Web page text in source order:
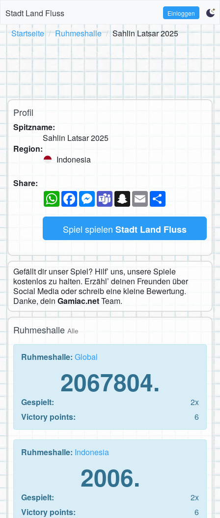
Stadt Land Fluss Einloggen
Startseite Ruhmeshalle Sahlin Latsar 2025
Profil
Spitzname:
Sahlin Latsar 2025
Region:
Indonesia
Share:
WhatsAppFacebookMessenger
TeamsSnapchat
Email
Spiel spielen Stadt Land Fluss
Gefällt dir unser Spiel? Hilf’ uns, unsere Spiele
kostenlos zu halten. Erzähl’ deinen Freunden über
Social Media oder schreib eine kleine Bewertung.
Danke, dein Gamiac.netTeam.
Ruhmeshalle Alle
Ruhmeshalle: Global
2067804.
Gespielt:
2x
Victory points:
6
Ruhmeshalle: Indonesia
2006.
Gespielt:
2x
Victory points:
6